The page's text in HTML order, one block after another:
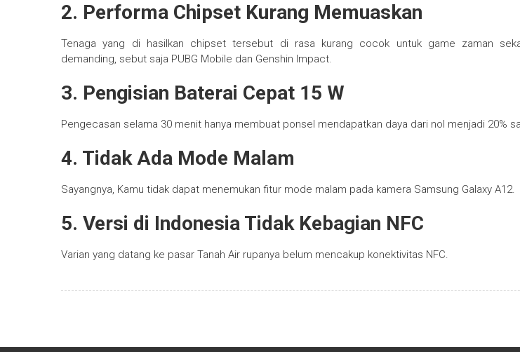
2. Performa Chipset Kurang Memuaskan
Tenaga yang di hasilkan chipset tersebut di rasa kurang cocok untuk game zaman
demanding, sebut saja PUBG Mobile dan Genshin Impact.
3. Pengisian Baterai Cepat 15 W
Pengecasan selama 30 menit hanya membuat ponsel mendapatkan daya dari nol menjadi 20%
4. Tidak Ada Mode Malam
Sayangnya, Kamu tidak dapat menemukan fitur mode malam pada kamera Samsung Galaxy A12.
5. Versi di Indonesia Tidak Kebagian NFC
Varian yang datang ke pasar Tanah Air rupanya belum mencakup konektivitas NFC.